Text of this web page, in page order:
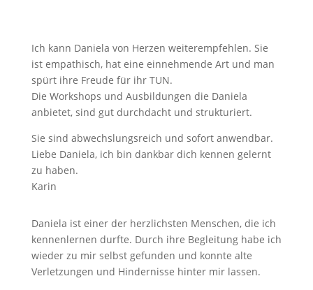
Ich kann Daniela von Herzen weiterempfehlen. Sie
ist empathisch, hat eine einnehmende Art und man
spürt ihre Freude für ihr TUN.
Die Workshops und Ausbildungen die Daniela
anbietet, sind gut durchdacht und strukturiert.
Sie sind abwechslungsreich und sofort anwendbar.
Liebe Daniela, ich bin dankbar dich kennen gelernt
zu haben.
Karin
Daniela ist einer der herzlichsten Menschen, die ich
kennenlernen durfte. Durch ihre Begleitung habe ich
wieder zu mir selbst gefunden und konnte alte
Verletzungen und Hindernisse hinter mir lassen.